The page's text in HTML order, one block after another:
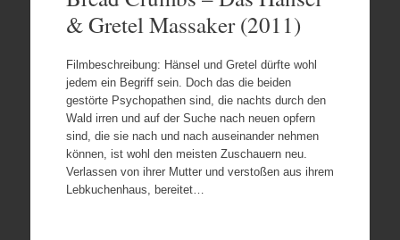
& Gretel Massaker (2011)
Filmbeschreibung: Hänsel und Gretel dürfte wohl
jedem ein Begriff sein. Doch das die beiden
gestörte Psychopathen sind, die nachts durch den
Wald irren und auf der Suche nach neuen opfern
sind, die sie nach und nach auseinander nehmen
können, ist wohl den meisten Zuschauern neu.
Verlassen von ihrer Mutter und verstoßen aus ihrem
Lebkuchenhaus, bereitet…